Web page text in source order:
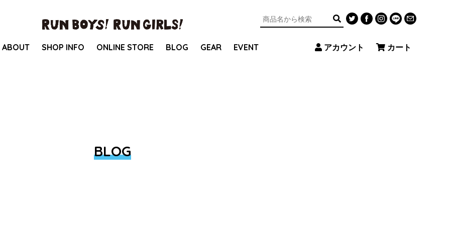
ABOUT SHOP INFO ONLINE STORE BLOG GEAR EVENT アカウント カート
BLOG